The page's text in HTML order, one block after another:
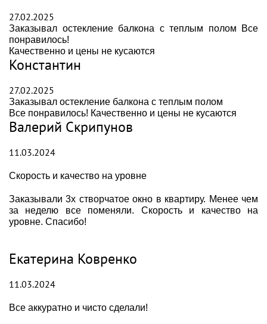
27.02.2025
Заказывал остекление балкона с теплым полом Все
понравилось!
Качественно и цены не кусаются
Константин
27.02.2025
Заказывал остекление балкона с теплым полом
Все понравилось! Качественно и цены не кусаются
Валерий Скрипунов
11.03.2024
Скорость и качество на уровне
Заказывали 3х створчатое окно в квартиру. Менее чем
за неделю все поменяли. Скорость и качество на
уровне. Спасибо!
Екатерина Ковренко
11.03.2024
Все аккуратно и чисто сделали!